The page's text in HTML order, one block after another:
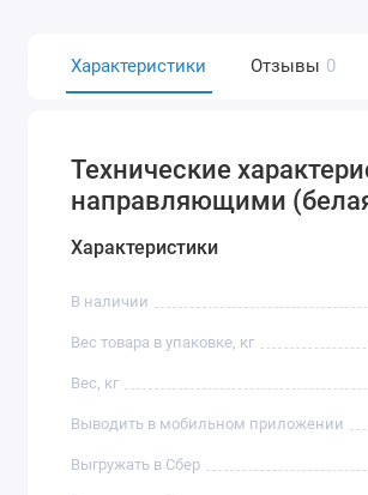
Характеристики Отзывы 0
Технические
направляющими
Характеристики
В наличии
Вес товара в упаковке, кг
Вес, кг
Выводить в мобильном приложении
Выгружать в Сбер